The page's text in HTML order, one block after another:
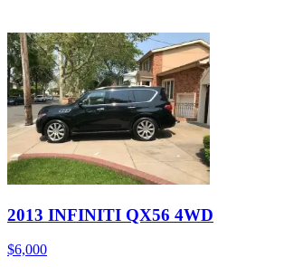
2013 INFINITI QX56 4WD
$6,000